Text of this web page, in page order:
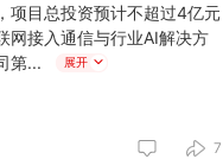
项目总投资预计不超过4亿元
网接入通信与行业AI解决方
第
展开
7